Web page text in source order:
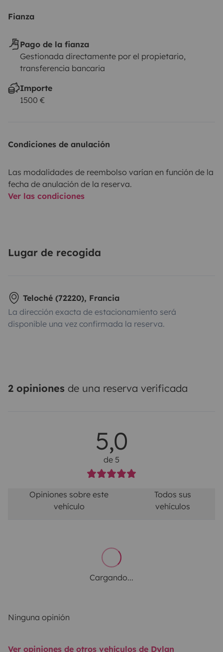
Fianza
Pago de la fianza
Gestionada directamente por el propietario,
transferencia bancaria
Importe
1500 €
Condiciones de anulación
Las modalidades de reembolso varían en función de la
fecha de anulación de la reserva.
Ver las condiciones
Lugar de recogida
Teloché (72220), Francia
La dirección exacta de estacionamiento será
disponible una vez confirmada la reserva.
2 opiniones de una reserva verificada
5,0
de 5
Opiniones sobre este
vehículo
Todos sus
vehículos
Cargando...
Ninguna opinión
Ver opiniones de otros vehículos de Dylan